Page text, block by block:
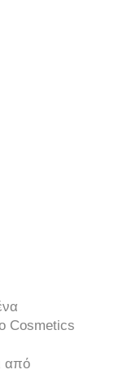
Cosmetics
από